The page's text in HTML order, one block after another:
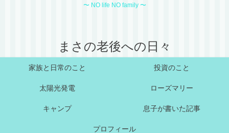
〜 NO life NO family 〜
まさの老後への日々
家族と日常のこと 投資のこと
太陽光発電 ローズマリー
キャンプ 息子が書いた記事
プロフィール